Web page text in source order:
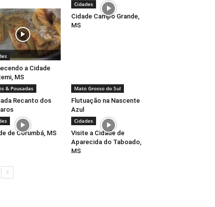
a Cidade
MS
Cidades
Cidade Campo Grande,
MS
& Pousadas
Recanto dos
Mato Grosso do Sul
Flutuação na Nascente
Azul
de Corumbá, MS
Cidades
Visite a Cidade de
Aparecida do Taboado,
MS